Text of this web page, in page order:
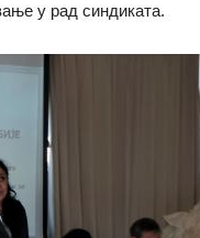
у рад синдиката.